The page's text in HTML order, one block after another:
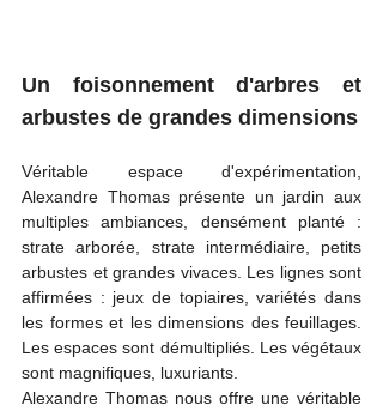
Un foisonnement d'arbres et
arbustes de grandes dimensions
Véritable espace d'expérimentation,
Alexandre Thomas présente un jardin aux
multiples ambiances, densément planté :
strate arborée, strate intermédiaire, petits
arbustes et grandes vivaces. Les lignes sont
affirmées : jeux de topiaires, variétés dans
les formes et les dimensions des feuillages.
Les espaces sont démultipliés. Les végétaux
sont magnifiques, luxuriants.
Alexandre Thomas nous offre une véritable